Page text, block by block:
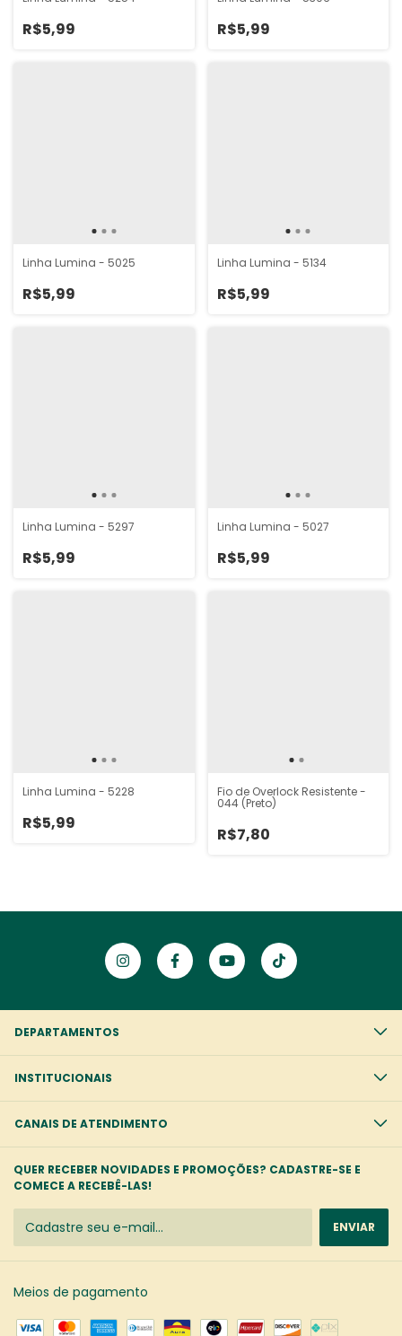
R$5,99 R$5,99
Linha Lumina - 5025
R$5,99
Linha Lumina - 5134
R$5,99
Linha Lumina - 5297
R$5,99
Linha Lumina - 5027
R$5,99
Linha Lumina - 5228
R$5,99
Fio de Overlock Resistente -
044 (Preto)
R$7,80
DEPARTAMENTOS
INSTITUCIONAIS
CANAIS DE ATENDIMENTO
QUER RECEBER NOVIDADES E PROMOÇÕES? CADASTRE-SE E
COMECE A RECEBÊ-LAS!
Meios de pagamento